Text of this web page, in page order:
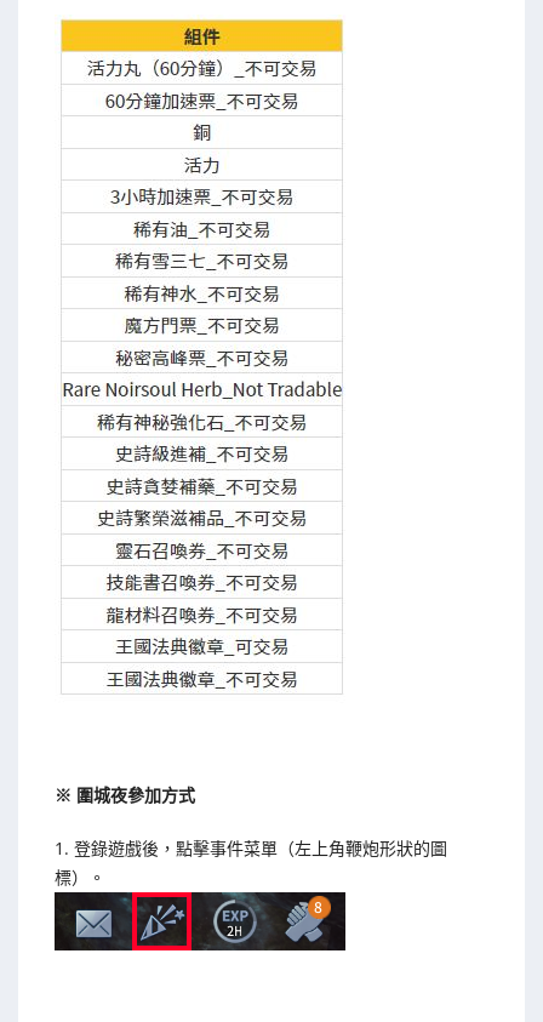
※ 圍城夜參加方式
1. 登錄遊戲後，點擊事件菜單（左上角鞭炮形狀的圖
標）。